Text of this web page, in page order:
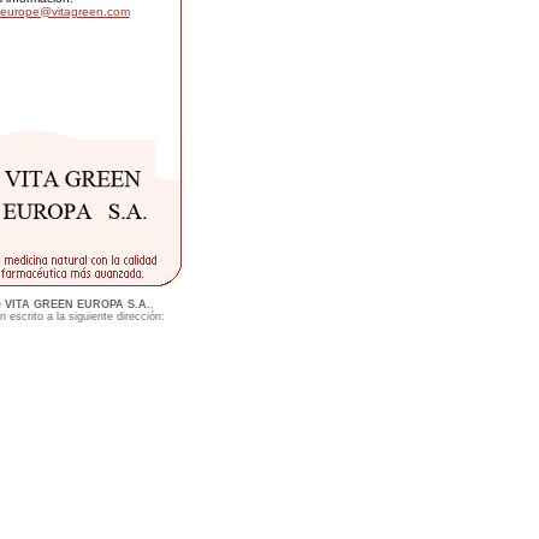
VITA GREEN EUROPA S.A.,
escrito a la siguiente dirección: